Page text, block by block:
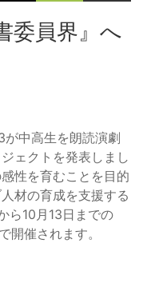
委員界』へ
中高生を朗読演劇
ェクトを発表しまし
性を育むことを目的
材の育成を支援する
ら10月13日までの
開催されます。